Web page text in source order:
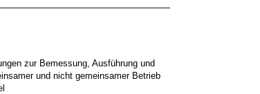
zur Bemessung, Ausführung und
und nicht gemeinsamer Betrieb